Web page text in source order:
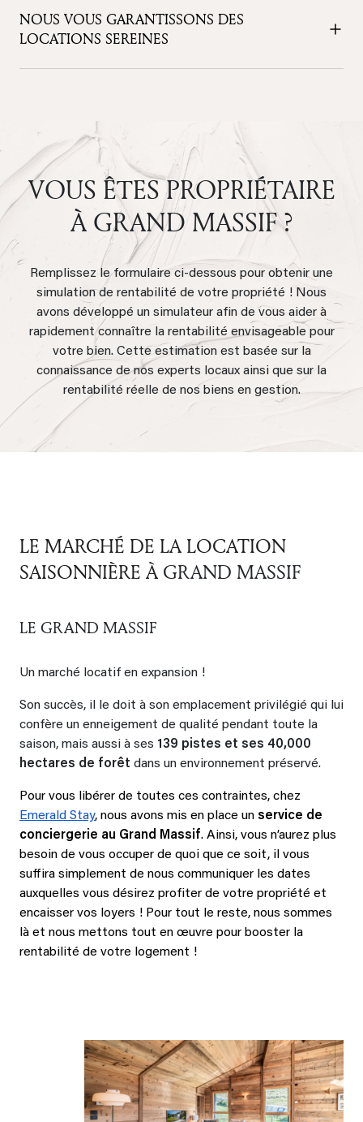
NOUS VOUS GARANTISSONS DES
LOCATIONS SEREINES
VOUS ÊTES PROPRIÉTAIRE
À GRAND MASSIF ?
Remplissez le formulaire ci-dessous pour obtenir une
simulation de rentabilité de votre propriété ! Nous
avons développé un simulateur afin de vous aider à
rapidement connaître la rentabilité envisageable pour
votre bien. Cette estimation est basée sur la
connaissance de nos experts locaux ainsi que sur la
rentabilité réelle de nos biens en gestion.
LE MARCHÉ DE LA LOCATION
SAISONNIÈRE À GRAND MASSIF
LE GRAND MASSIF
Un marché locatif en expansion !
Son succès, il le doit à son emplacement privilégié qui lui
confère un enneigement de qualité pendant toute la
saison, mais aussi à ses 139 pistes et ses 40,000
hectares de forêt dans un environnement préservé.
Pour vous libérer de toutes ces contraintes, chez
Emerald Stay, nous avons mis en place un service de
conciergerie au Grand Massif. Ainsi, vous n’aurez plus
besoin de vous occuper de quoi que ce soit, il vous
suffira simplement de nous communiquer les dates
auxquelles vous désirez profiter de votre propriété et
encaisser vos loyers ! Pour tout le reste, nous sommes
là et nous mettons tout en œuvre pour booster la
rentabilité de votre logement !